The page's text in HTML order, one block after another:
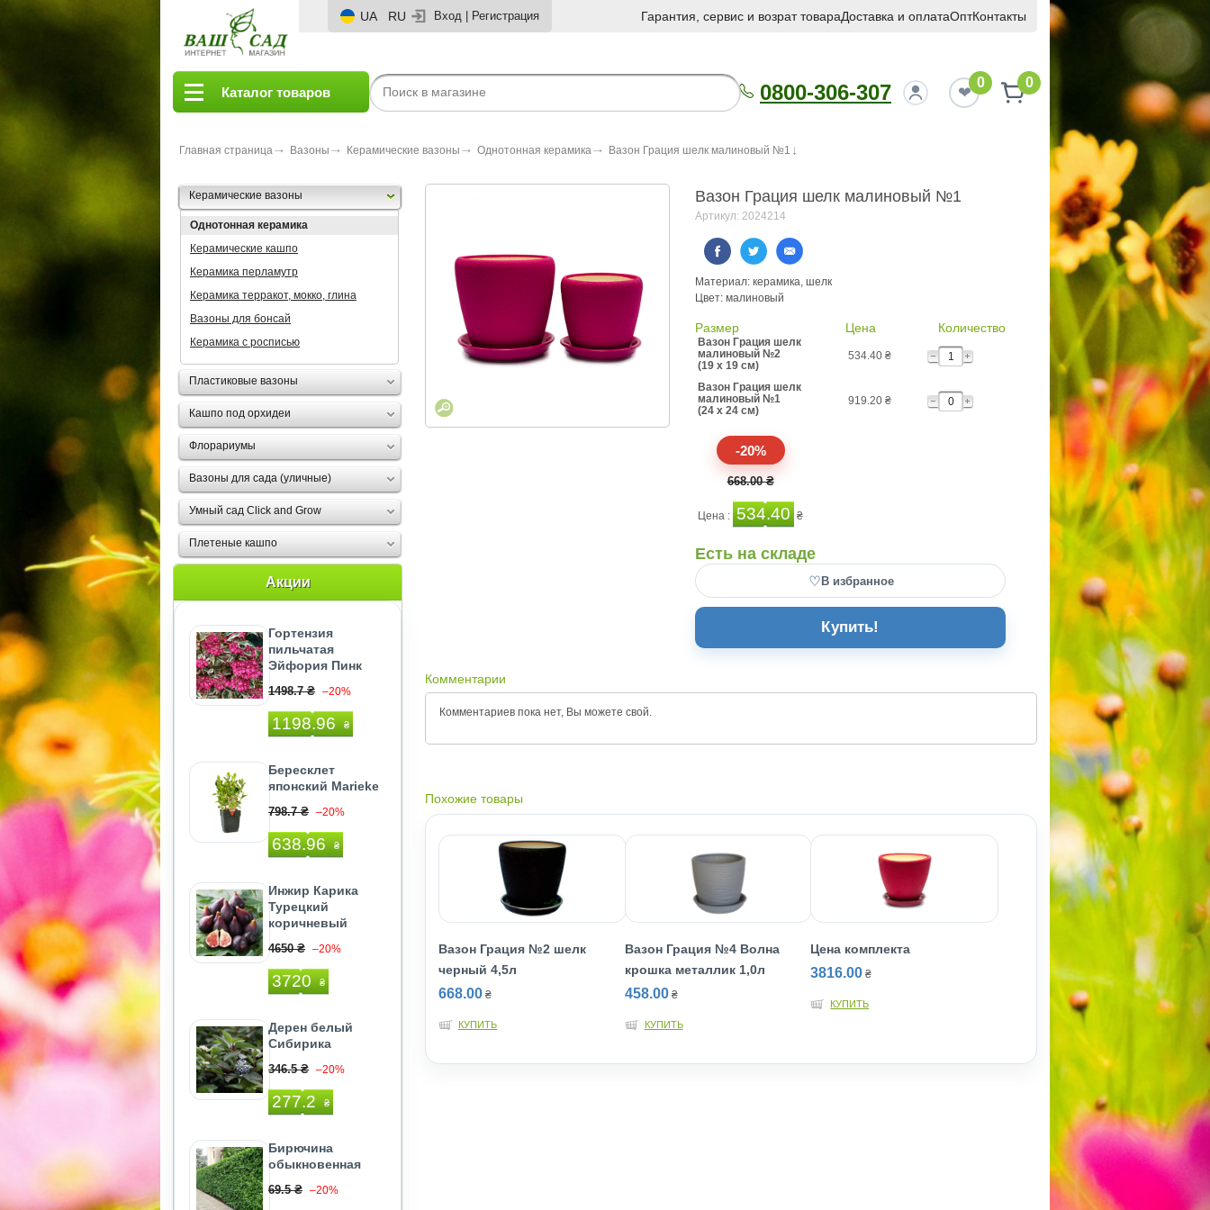
UA RU Вход Регистрация Гарантия, сервис и возрат товараДоставка и оплатаОптКонтакты
Каталог товаров 0800-306-307 0 0
Главная страница Вазоны Керамические вазоны Однотонная керамика Вазон Грация шелк малиновый №1
Керамические вазоны
Однотонная керамика
Керамические кашпо
Керамика перламутр
Керамика терракот, мокко, глина
Вазоны для бонсай
Керамика с росписью
Пластиковые вазоны
Кашпо под орхидеи
Флорариумы
Вазоны для сада (уличные)
Умный сад Click and Grow
Плетеные кашпо
Акции
Гортензия
пильчатая
Эйфория Пинк
1498.7 ₴ –20%
1198.96 ₴
Бересклет
японский Marieke
798.7 ₴ –20%
638.96 ₴
Инжир Карика
Турецкий
коричневый
4650 ₴ –20%
3720 ₴
Дерен белый
Сибирика
346.5 ₴ –20%
277.2 ₴
Бирючина
обыкновенная
69.5 ₴ –20%
Вазон Грация шелк малиновый №1
Артикул: 2024214
Материал: керамика, шелк
Цвет: малиновый
Размер Цена Количество
Вазон Грация шелк
малиновый №2
(19 x 19 см)
534.40 ₴
Вазон Грация шелк
малиновый №1
(24 x 24 см)
919.20 ₴
-20%
668.00 ₴
Цена : 534.40 ₴
Есть на складе
♡В избранное
Купить!
Комментарии
Комментариев пока нет, Вы можете свой.
Похожие товары
Вазон Грация №2 шелк
черный 4,5л
668.00 ₴
КУПИТЬ
Вазон Грация №4 Волна
крошка металлик 1,0л
458.00 ₴
КУПИТЬ
Цена комплекта
3816.00 ₴
КУПИТЬ